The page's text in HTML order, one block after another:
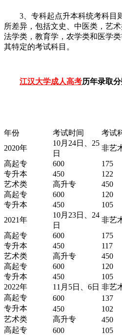
3、专科起点升本科统考科目
所差异，包括文史、中医类，艺
法学类，教育学，农学类和医学
其特定的考试科目。
江汉大学成人高考历年录取
年份 考试时间 考试
2020年
10月24日、25
日
非艺
高起专
600
175
专升本
450
122
艺术类
高升专 450
高起专
600
120
专升本
450
105
2021年
10月23日、24
日
非艺
高起专
600
175
专升本
450
117
艺术类
高升专 450
高起专
600
120
专升本
450
105
2022年
11月5日、6日 非艺
高起专
600
137
专升本
450
102
艺术类
高升专 450
高起专
600
105